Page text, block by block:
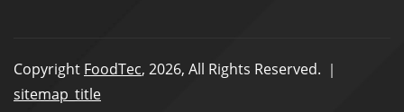
Copyright FoodTec, 2026, All Rights Reserved. ｜
sitemap_title